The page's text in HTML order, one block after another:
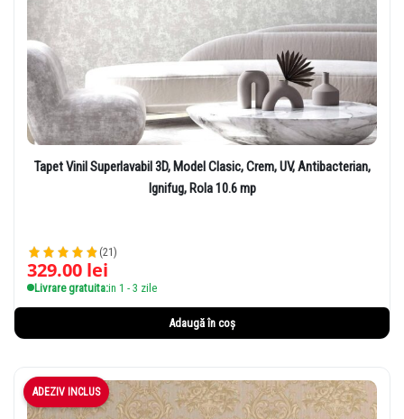
Tapet Vinil Superlavabil 3D, Model Clasic, Crem, UV, Antibacterian,
Ignifug, Rola 10.6 mp
(21)
329.00 lei
Livrare gratuita:in 1 - 3 zile
Adaugă în coș
ADEZIV INCLUS